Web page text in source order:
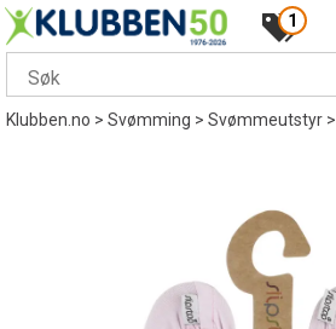
1
Klubben.no>Svømming>Svømmeutstyr>